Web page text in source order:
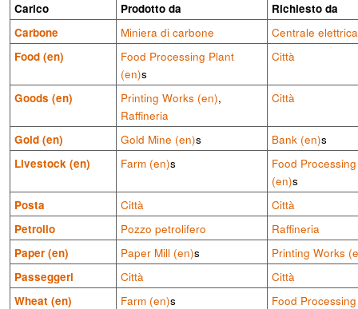
Carico
Prodotto da
Richiesto da
Carbone
Miniera di carbone
Centrale elettrica
Food (en)
Food Processing Plant
(en)s
Città
Goods (en) Printing Works (en),
Raffineria
Città
Gold (en) Gold Mine (en)s Bank (en)s
Livestock (en)
Farm (en)s
Food
(en)s
Posta
Città
Città
Petrolio
Pozzo petrolifero
Raffineria
Paper (en)
Paper Mill (en)s
Printing Works
Passeggeri
Città
Città
Wheat (en)
Farm (en)s
Food